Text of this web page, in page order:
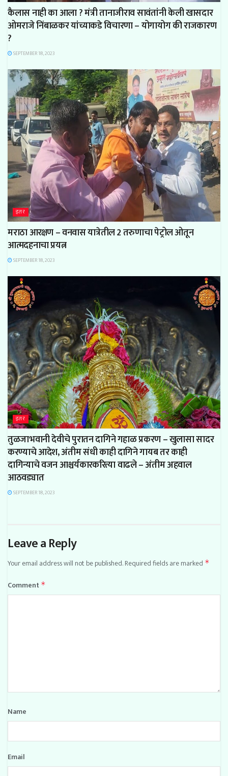
कैलास नाही का आला ? मंत्री तानाजीराव सावंतांनी केली खासदार
ओमराजे निंबाळकर यांच्याकडे विचारणा – योगायोग की राजकारण
?
SEPTEMBER 18, 2023
इतर
मराठा आरक्षण – वनवास यात्रेतील 2 तरुणाचा पेट्रोल ओतून
आत्मदहनाचा प्रयत्न
SEPTEMBER 18, 2023
इतर
तुळजाभवानी देवीचे पुरातन दागिने गहाळ प्रकरण – खुलासा सादर
करण्याचे आदेश, अंतीम संधी काही दागिने गायब तर काही
दागिन्याचे वजन आश्चर्यकारकरित्या वाढले – अंतीम अहवाल
आठवड्यात
SEPTEMBER 18, 2023
Leave a Reply
Your email address will not be published.Required fields are marked *
Comment *
Name
Email